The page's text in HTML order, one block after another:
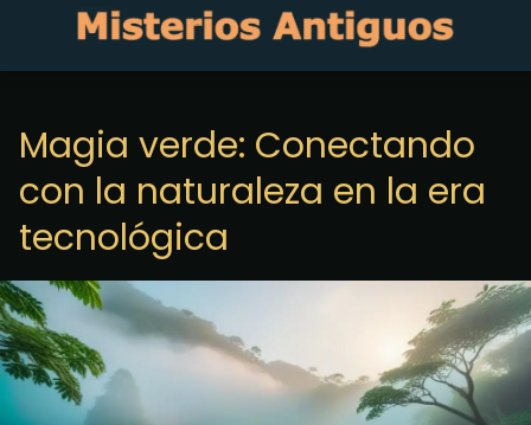
Magia verde: Conectando
con la naturaleza en la era
tecnológica